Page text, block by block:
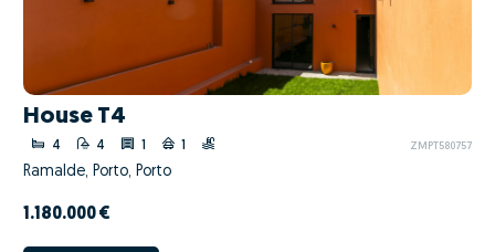
House T4
4 4 1 1 ZMPT580757
Ramalde, Porto, Porto
1.180.000 €